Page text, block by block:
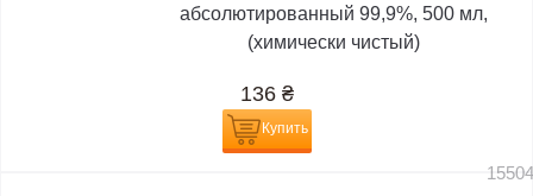
абсолютированный 99,9%, 500 мл,
(химически чистый)
136 ₴
Купить